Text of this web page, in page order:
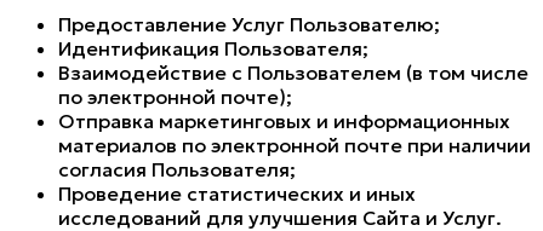
Предоставление Услуг Пользователю;
Идентификация Пользователя;
Взаимодействие с Пользователем (в том числе
по электронной почте);
Отправка маркетинговых и информационных
материалов по электронной почте при наличии
согласия Пользователя;
Проведение статистических и иных
исследований для улучшения Сайта и Услуг.